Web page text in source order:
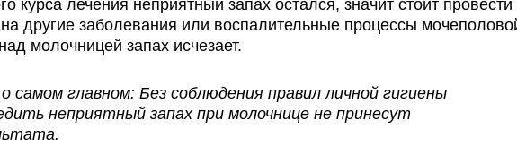
курса лечения неприятный запах остался, значит стоит провести
другие заболевания или воспалительные процессы
молочницей запах исчезает.
главном: Без соблюдения правил личной гигиены
неприятный запах при молочнице не принесут